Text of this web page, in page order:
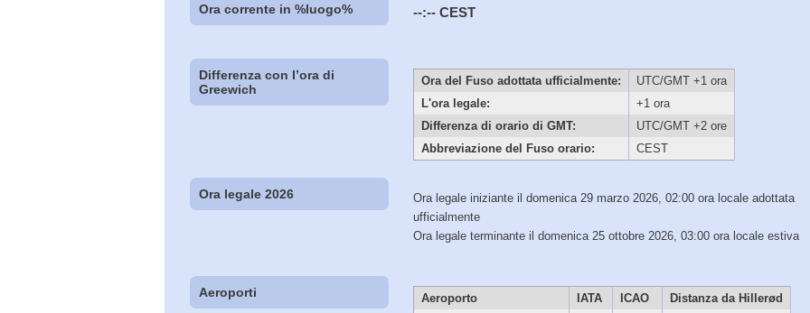
Ora corrente in %luogo% --:-- CEST
Differenza con l’ora di
Greewich
Ora del Fuso adottata ufficialmente:
UTC/GMT +1 ora
L'ora legale:
+1 ora
Differenza di orario di GMT:
UTC/GMT +2 ore
Abbreviazione del Fuso orario:
CEST
Ora legale 2026
Ora legale iniziante il domenica 29 marzo 2026, 02:00 ora locale adottata
ufficialmente
Ora legale terminante il domenica 25 ottobre 2026, 03:00 ora locale estiva
Aeroporti Aeroporto IATA ICAO
Distanza da Hillerød